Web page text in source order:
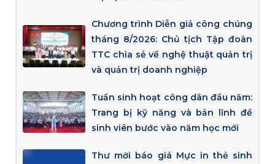
Chương trình Diễn giả công chúng
tháng 8/2026: Chủ tịch Tập đoàn
TTC chia sẻ về nghệ thuật quản trị
và quản trị doanh nghiệp
Tuần sinh hoạt công dân đầu năm:
Trang bị kỹ năng và bản lĩnh để
sinh viên bước vào năm học mới
Thư mời báo giá Mực in thẻ sinh